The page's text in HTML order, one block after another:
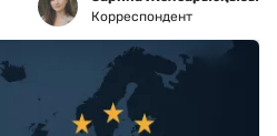
Корреспондент